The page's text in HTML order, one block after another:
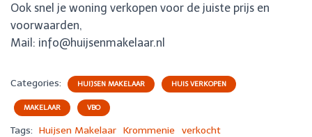
Ook snel je woning verkopen voor de juiste prijs en
voorwaarden,
Mail: info@huijsenmakelaar.nl
Categories: HUIJSEN MAKELAAR HUIS VERKOPEN
MAKELAAR VBO
Tags: Huijsen Makelaar Krommenie verkocht